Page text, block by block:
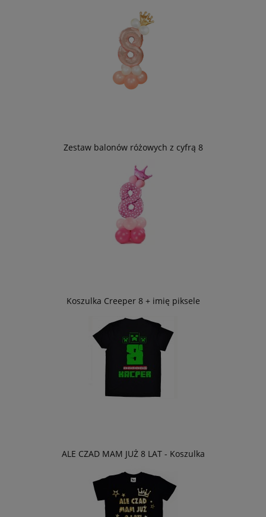
Zestaw balonów różowych z cyfrą 8
Koszulka Creeper 8 + imię piksele
ALE CZAD MAM JUŻ 8 LAT - Koszulka